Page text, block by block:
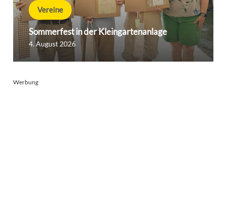
Vereine
Sommerfest in der Kleingartenanlage
4. August 2026
Werbung